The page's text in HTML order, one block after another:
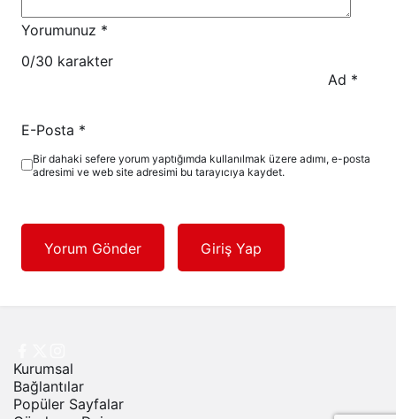
Yorumunuz *
0/30 karakter
Ad *
E-Posta *
Bir dahaki sefere yorum yaptığımda kullanılmak üzere adımı, e-posta
adresimi ve web site adresimi bu tarayıcıya kaydet.
Yorum Gönder Giriş Yap
Kurumsal
Bağlantılar
Popüler Sayfalar